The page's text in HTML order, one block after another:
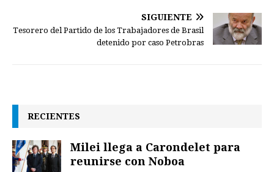
SIGUIENTE
Tesorero del Partido de los Trabajadores de Brasil
detenido por caso Petrobras
RECIENTES
Milei llega a Carondelet para
reunirse con Noboa